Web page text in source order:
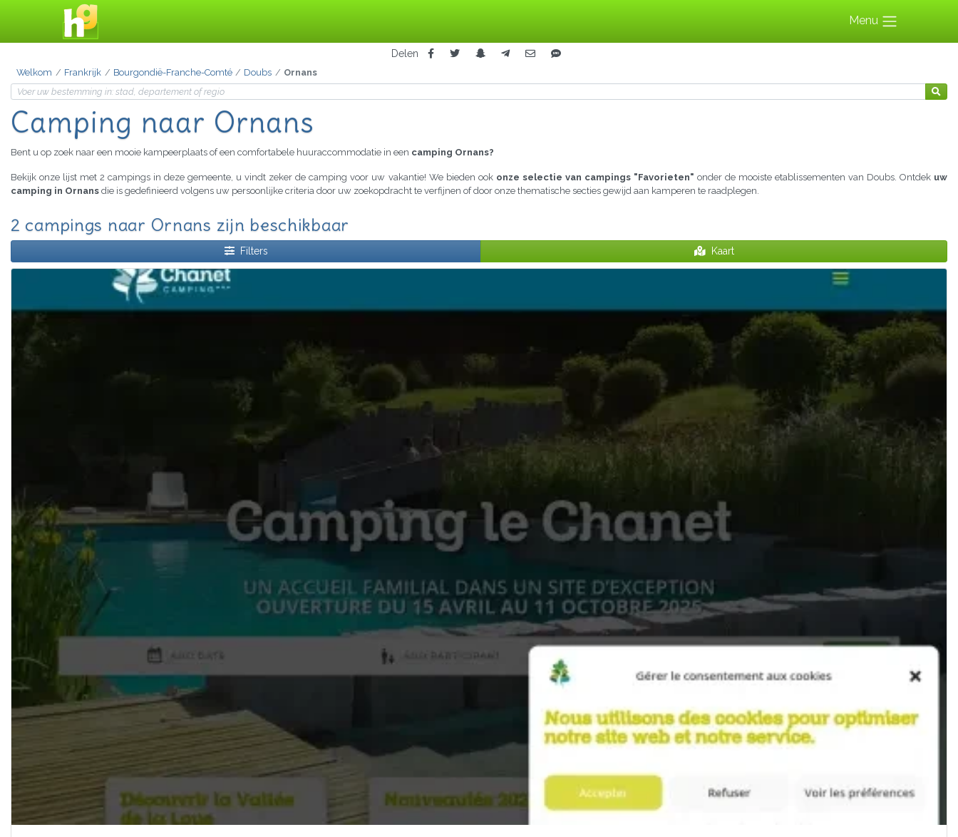
Menu
Delen
Welkom Frankrijk Bourgondië-Franche-Comté Doubs Ornans
Camping naar Ornans
Bent u op zoek naar een mooie kampeerplaats of een comfortabele huuraccommodatie in een camping Ornans?
Bekijk onze lijst met 2 campings in deze gemeente, u vindt zeker de camping voor uw vakantie! We bieden ook onze selectie van campings "Favorieten" onder de mooiste etablissementen van Doubs. Ontdek uw
camping in Ornans die is gedefinieerd volgens uw persoonlijke criteria door uw zoekopdracht te verfijnen of door onze thematische secties gewijd aan kamperen te raadplegen.
2 campings naar Ornans zijn beschikbaar
Filters Kaart